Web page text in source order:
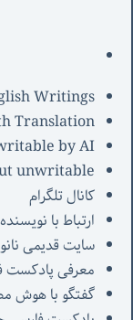
Writings
Translation
by AI
unwritable
کانال تلگرام
ارتباط با نویسنده
سایت قدیمی
معرفی
گفتگو با هوش